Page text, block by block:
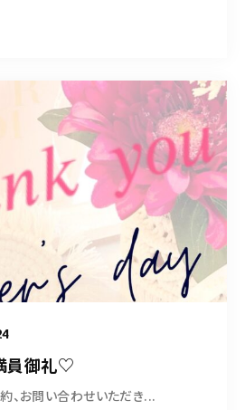
員御礼♡
、お問い合わせいただき...